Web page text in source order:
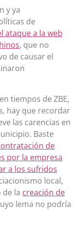
y ya
de
ataque a la web
, que no
de causar el
tiempos de ZBE,
hay que recordar
las carencias en
Baste
de
por la empresa
a los sufridos
local,
la creación de
lema no podría